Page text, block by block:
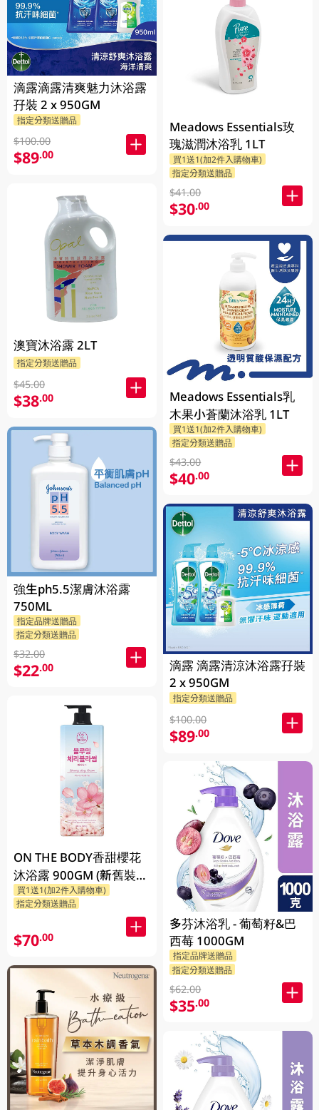
滴露滴露清爽魅力沐浴露
孖裝 2 x 950GM
指定分類送贈品
$100.00
$89.00
澳寶沐浴露 2LT
指定分類送贈品
$45.00
$38.00
強生ph5.5潔膚沐浴露
750ML
指定品牌送贈品
指定分類送贈品
$32.00
$22.00
ON THE BODY香甜櫻花
沐浴露 900GM (新舊裝隨
機發貨)
買1送1(加2件入購物車)
指定分類送贈品
$70.00
Meadows Essentials玫
瑰滋潤沐浴乳 1LT
買1送1(加2件入購物車)
指定分類送贈品
$41.00
$30.00
Meadows Essentials乳
木果小蒼蘭沐浴乳 1LT
買1送1(加2件入購物車)
指定分類送贈品
$43.00
$40.00
滴露 滴露清涼沐浴露孖裝
2 x 950GM
指定分類送贈品
$100.00
$89.00
多芬沐浴乳 - 葡萄籽&巴
西莓 1000GM
指定品牌送贈品
指定分類送贈品
$62.00
$35.00